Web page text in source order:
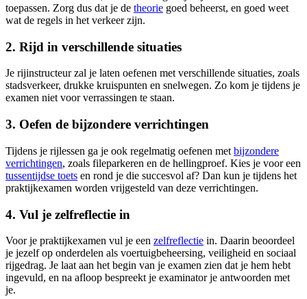
toepassen. Zorg dus dat je de theorie goed beheerst, en goed weet
wat de regels in het verkeer zijn.
2. Rijd in verschillende situaties
Je rijinstructeur zal je laten oefenen met verschillende situaties, zoals
stadsverkeer, drukke kruispunten en snelwegen. Zo kom je tijdens je
examen niet voor verrassingen te staan.
3. Oefen de bijzondere verrichtingen
Tijdens je rijlessen ga je ook regelmatig oefenen met bijzondere
verrichtingen, zoals fileparkeren en de hellingproef. Kies je voor een
tussentijdse toets en rond je die succesvol af? Dan kun je tijdens het
praktijkexamen worden vrijgesteld van deze verrichtingen.
4. Vul je zelfreflectie in
Voor je praktijkexamen vul je een zelfreflectie in. Daarin beoordeel
je jezelf op onderdelen als voertuigbeheersing, veiligheid en sociaal
rijgedrag. Je laat aan het begin van je examen zien dat je hem hebt
ingevuld, en na afloop bespreekt je examinator je antwoorden met
je.